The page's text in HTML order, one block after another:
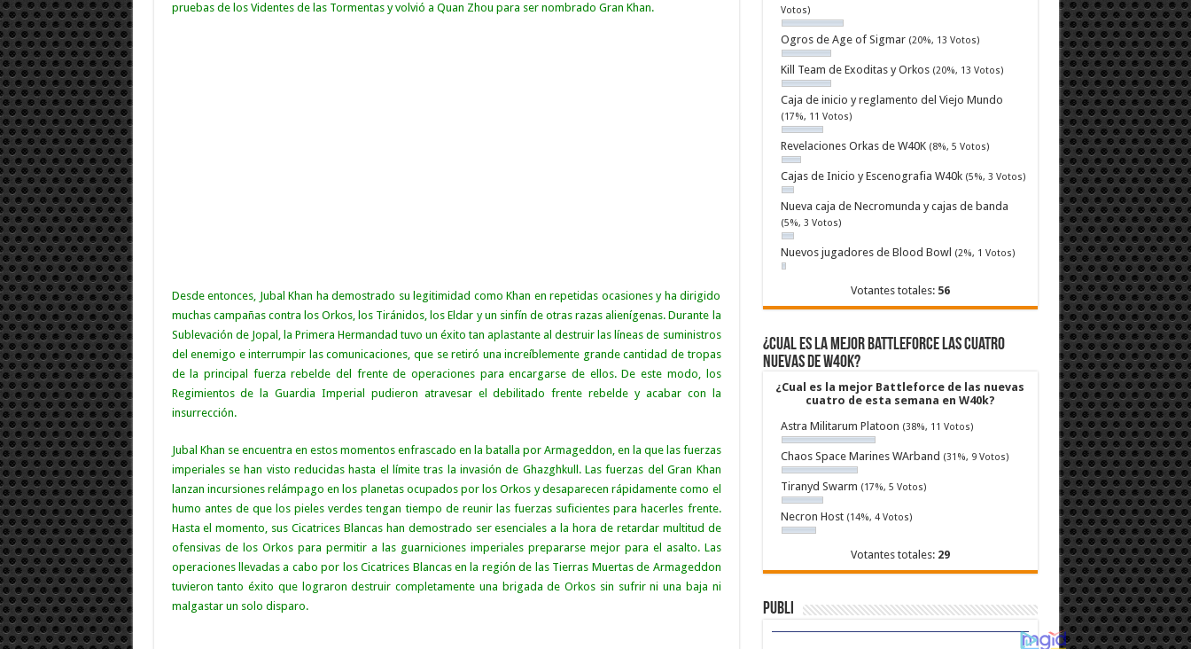
pruebas de los Videntes de las Tormentas y volvió a Quan Zhou para ser nombrado Gran Khan.
Desde entonces, Jubal Khan ha demostrado su legitimidad como Khan en repetidas ocasiones y ha dirigido
muchas campañas contra los Orkos, los Tiránidos, losEldar y un sinfín de otras razas alienígenas. Durante la
Sublevación de Jopal, la Primera Hermandad tuvo un éxito tan aplastante al destruir las líneas de suministros
del enemigo e interrumpir las comunicaciones, que se retiró una increíblemente grande cantidad de tropas
de la principal fuerza rebelde del frente de operaciones para encargarse de ellos. De este modo, los
Regimientos de laGuardia Imperial
pudieron atravesar el debilitado frente rebelde y acabar con la
insurrección.
Jubal Khan se encuentra en estos momentos enfrascado en la batalla por Armageddon, en la que las fuerzas
imperiales se han visto reducidas hasta el límite tras la invasión de Ghazghkull . Las fuerzas del Gran Khan
lanzan incursiones relámpago en los planetas ocupados por los Orkos y desaparecen rápidamente como el
humo antes de que los pieles verdes tengan tiempo de reunir las fuerzas suficientes para hacerles frente.
Hasta el momento, sus Cicatrices Blancas han demostrado ser esenciales a la hora de retardar multitud de
ofensivas de los Orkos para permitir a las guarniciones imperiales prepararse mejor para el asalto. Las
operaciones llevadas a cabo por los Cicatrices Blancas en la región de las Tierras Muertas de Armageddon
tuvieron tanto éxito que lograron destruir completamente una brigada de Orkos sin sufrir ni una baja ni
malgastar un solo disparo.
Votos)
Ogros de Age of Sigmar (20%, 13 Votos)
Kill Team de Exoditas y Orkos (20%, 13 Votos)
Caja de inicio y reglamento del Viejo Mundo
(17%, 11 Votos)
Revelaciones Orkas de W40K (8%, 5 Votos)
Cajas de Inicio y Escenografia W40k (5%, 3 Votos)
Nueva caja de Necromunda y cajas de banda
(5%, 3 Votos)
Nuevos jugadores de Blood Bowl (2%, 1 Votos)
Votantes totales: 56
¿Cual es la mejor Battleforce las cuatro
nuevas de W40k?
¿Cual es la mejor Battleforce de las nuevas
cuatro de esta semana en W40k?
Astra Militarum Platoon (38%, 11 Votos)
Chaos Space Marines WArband (31%, 9 Votos)
Tiranyd Swarm (17%, 5 Votos)
Necron Host (14%, 4 Votos)
Votantes totales: 29
Publi